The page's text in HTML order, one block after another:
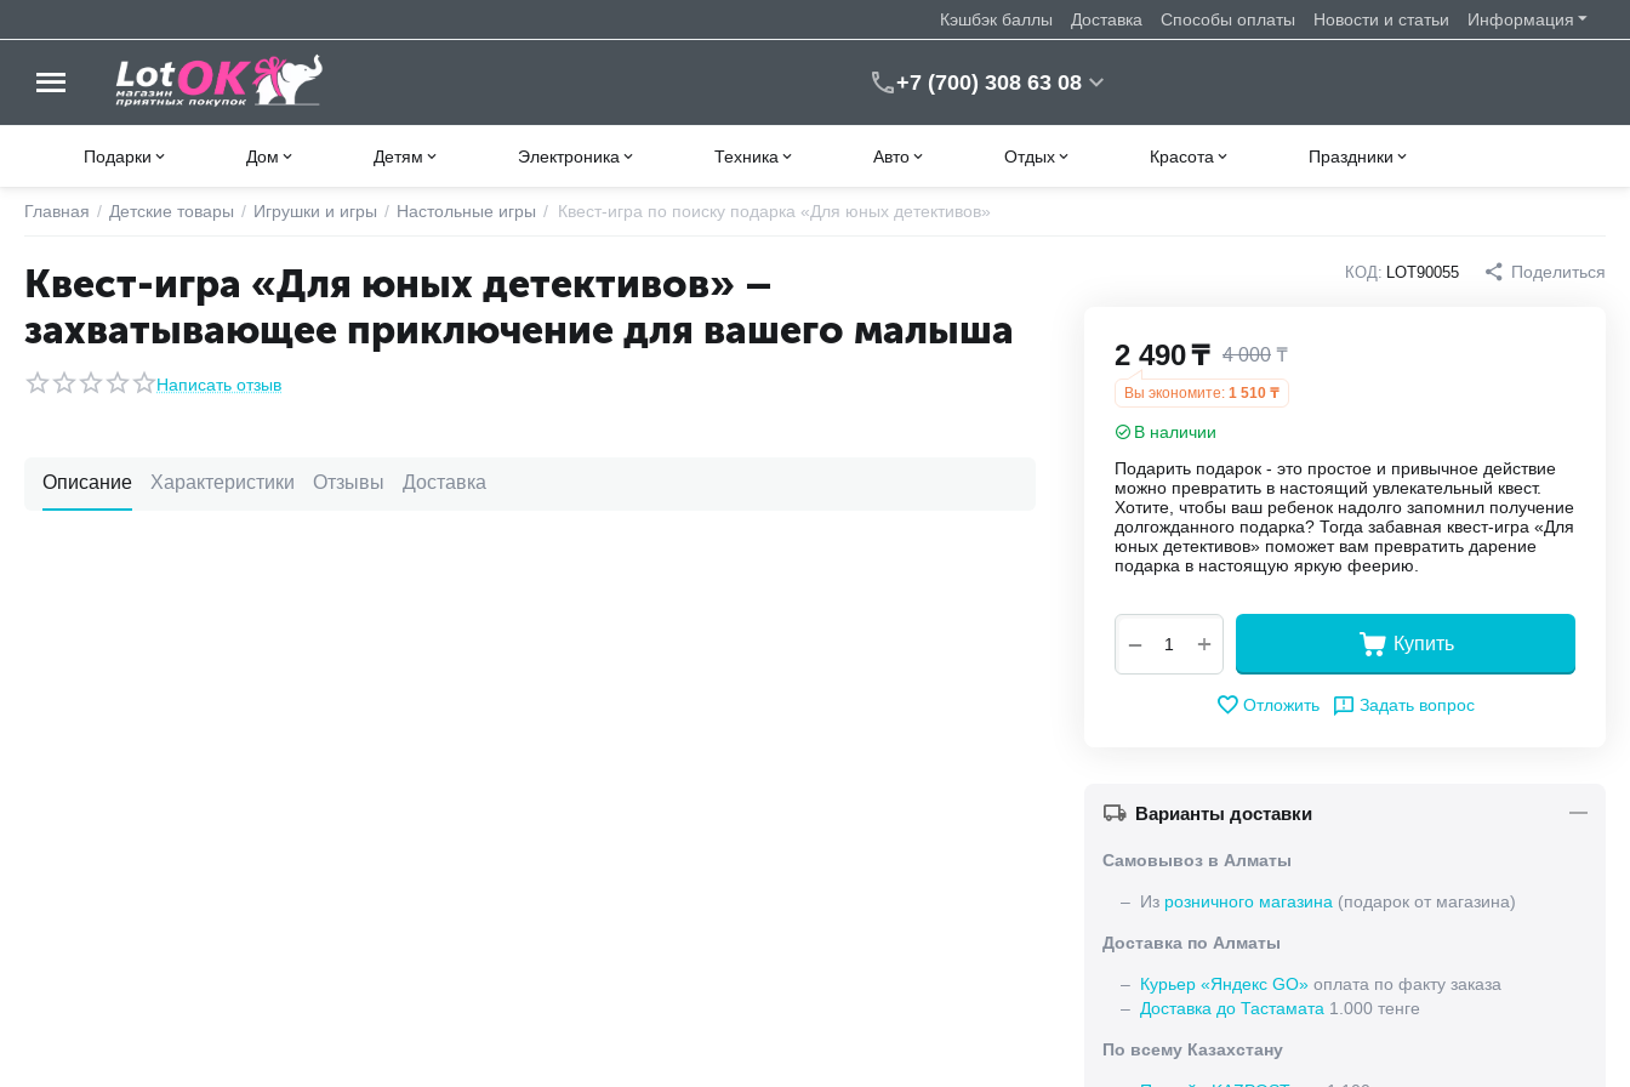
Кэшбэк баллы Доставка Способы оплаты Новости и статьи Информация
+7 (700) 308 63 08
Подарки Дом Детям Электроника Техника Авто Отдых Красота Праздники
Главная / Детские товары / Игрушки и игры / Настольные игры / Квест-игра по поиску подарка «Для юных детективов»
Квест-игра «Для юных детективов» –
захватывающее приключение для вашего малыша
Написать отзыв
КОД: LOT90055 Поделиться
2 490₸ 4 000 ₸
Вы экономите: 1 510 ₸
В наличии
Подарить подарок - это простое и привычное действие
можно превратить в настоящий увлекательный квест.
Хотите, чтобы ваш ребенок надолго запомнил получение
долгожданного подарка? Тогда забавная квест-игра «Для
юных детективов» поможет вам превратить дарение
подарка в настоящую яркую феерию.
+
− Купить
Отложить Задать вопрос
Варианты доставки
Самовывоз в Алматы
– Из розничного магазина (подарок от магазина)
Доставка по Алматы
– Курьер «Яндекс GO» оплата по факту заказа
– Доставка до Тастамата 1.000 тенге
По всему Казахстану
Описание Характеристики Отзывы Доставка